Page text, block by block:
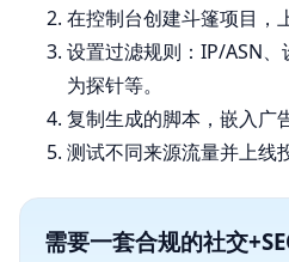
在控制台创建斗篷项目，
设置过滤规则：IP/ASN
为探针等。
复制生成的脚本，嵌入广
测试不同来源流量并上线
需要一套合规的社交